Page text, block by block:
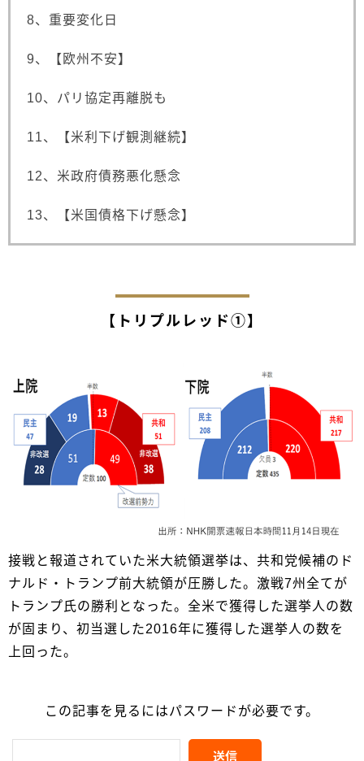
8、重要変化日
9、【欧州不安】
10、パリ協定再離脱も
11、【米利下げ観測継続】
12、米政府債務悪化懸念
13、【米国債格下げ懸念】
【トリプルレッド①】
接戦と報道されていた米大統領選挙は、共和党候補のド
ナルド・トランプ前大統領が圧勝した。激戦7州全てが
トランプ氏の勝利となった。全米で獲得した選挙人の数
が固まり、初当選した2016年に獲得した選挙人の数を
上回った。
この記事を見るにはパスワードが必要です。